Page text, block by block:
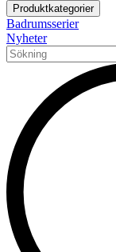
Produktkategorier
Badrumsserier
Nyheter